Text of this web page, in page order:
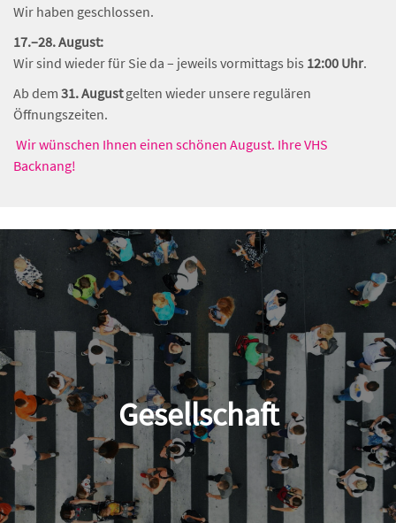
Wir haben geschlossen.
17.–28. August:
Wir sind wieder für Sie da – jeweils vormittags bis 12:00 Uhr.
Ab dem 31. Augustgelten wieder unsere regulären
Öffnungszeiten.
Wir wünschen Ihnen einen schönen August. Ihre VHS
Backnang!
Gesellschaft